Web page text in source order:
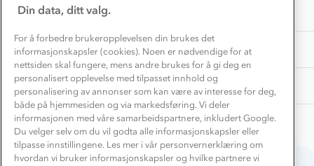
OM OSS
TIPS OG RÅD
Turmat oppskrifter
Beredskap
AKTIVITETER
Leirskole 🥾
Barnehageansatt
Tips til hyttetur
Din data, ditt valg.
For å forbedre brukeropplevelsen din brukes det
informasjonskapsler (cookies). Noen er nødvendige for at
nettsiden skal fungere, mens andre brukes for å gi deg en
personalisert opplevelse med tilpasset innhold og
personalisering av annonser som kan være av interesse for deg,
både på hjemmesiden og via markedsføring. Vi deler
informasjonen med våre samarbeidspartnere, inkludert Google.
Du velger selv om du vil godta alle informasjonskapsler eller
tilpasse innstillingene. Les mer i vår personvernerklæring om
hvordan vi bruker informasjonskapsler og hvilke partnere vi